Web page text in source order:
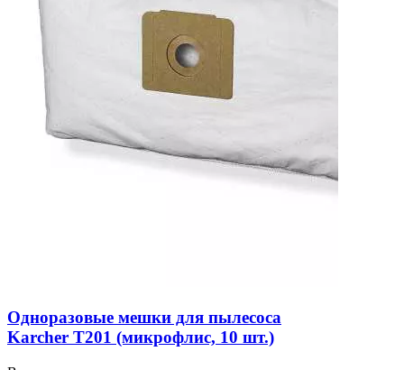
Одноразовые мешки для пылесоса
Karcher T201 (микрофлис, 10 шт.)